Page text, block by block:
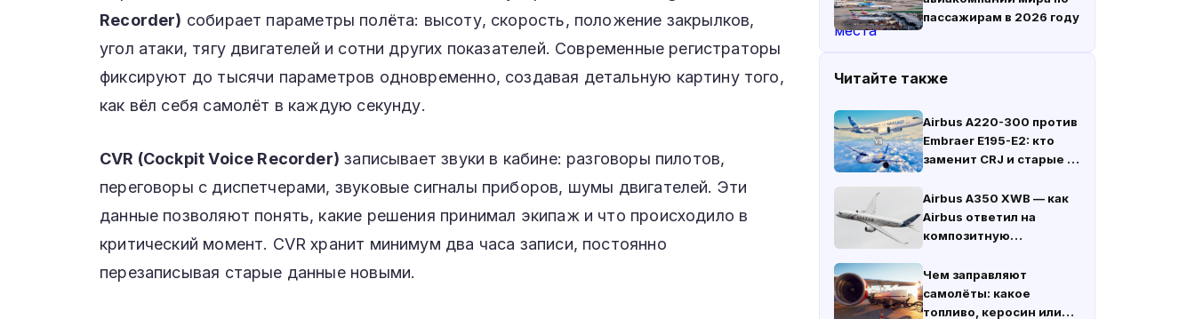
Recorder) собирает параметры полёта: высоту, скорость, положение закрылков,
угол атаки, тягу двигателей и сотни других показателей. Современные регистраторы
фиксируют до тысячи параметров одновременно, создавая детальную картину того,
как вёл себя самолёт в каждую секунду.
CVR (Cockpit Voice Recorder) записывает звуки в кабине: разговоры пилотов,
переговоры с диспетчерами, звуковые сигналы приборов, шумы двигателей. Эти
данные позволяют понять, какие решения принимал экипаж и что происходило в
критический момент. CVR хранит минимум два часа записи, постоянно
перезаписывая старые данные новыми.
пассажирам в 2026 году
Читайте также
Airbus A220-300 против
Embraer E195-E2: кто
заменит CRJ и старые E-
Airbus A350 XWB — как
Airbus ответил на
композитную
Чем заправляют
самолёты: какое
топливо, керосин или